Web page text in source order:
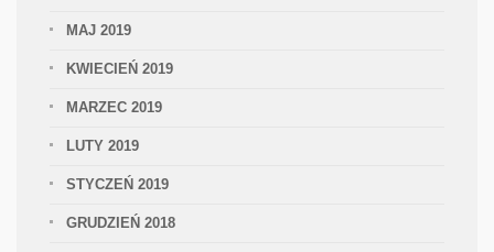
MAJ 2019
KWIECIEŃ 2019
MARZEC 2019
LUTY 2019
STYCZEŃ 2019
GRUDZIEŃ 2018